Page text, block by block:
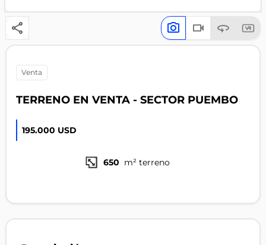
venta
TERRENO EN VENTA - SECTOR PUEMBO
195.000 USD
650 m² terreno